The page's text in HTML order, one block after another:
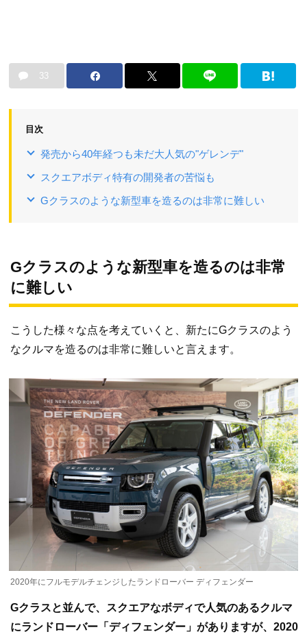
33
目次
発売から40年経つも未だ大人気の"ゲレンデ"
スクエアボディ特有の開発者の苦悩も
Gクラスのような新型車を造るのは非常に難しい
Gクラスのような新型車を造るのは非常
に難しい
こうした様々な点を考えていくと、新たにGクラスのよう
なクルマを造るのは非常に難しいと言えます。
2020年にフルモデルチェンジしたランドローバー ディフェンダー
Gクラスと並んで、スクエアなボディで人気のあるクルマ
にランドローバー「ディフェンダー」がありますが、2020